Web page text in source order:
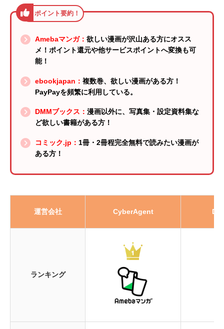
Amebaマンガ： 欲しい漫画が沢山ある方にオスス
メ！ポイント還元や他サービスポイントへ変換も可
能！
ebookjapan： 複数巻、欲しい漫画がある方！
PayPayを頻繁に利用している。
DMMブックス： 漫画以外に、写真集・設定資料集な
ど欲しい書籍がある方！
コミック.jp： 1冊・2冊程完全無料で読みたい漫画が
ある方！
運営会社 CyberAgent
ランキング